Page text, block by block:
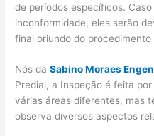
de períodos específicos.
inconformidade, eles serão
final oriundo do
Nós daSabino Moraes
Predial, a Inspeção é feita
várias áreas diferentes, mas
observa diversos aspectos